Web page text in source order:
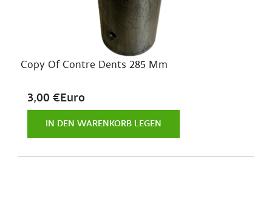
Copy Of Contre Dents 285 Mm
3,00 €Euro
IN DEN WARENKORB LEGEN